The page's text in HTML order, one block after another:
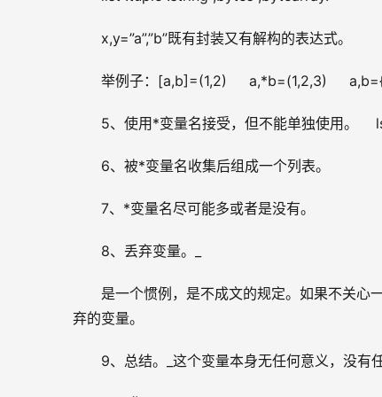
x,y=”a”,”b”既有封装又有解构的表达式。
举例子：[a,b]=(1,2)     a,*b=(1,2,3)
5、使用*变量名接受，但不能单独使用。
6、被*变量名收集后组成一个列表。
7、*变量名尽可能多或者是没有。
8、丢弃变量。_
是一个惯例，是不成文的规定。如果不关心
弃的变量。
9、总结。_这个变量本身无任何意义，没有